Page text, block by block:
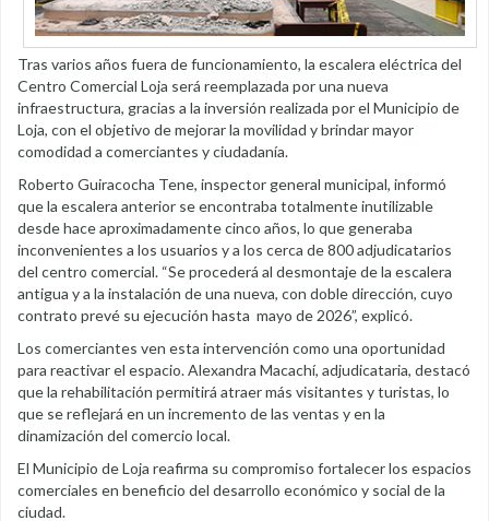
Tras varios años fuera de funcionamiento, la escalera eléctrica del
Centro Comercial Loja será reemplazada por una nueva
infraestructura, gracias a la inversión realizada por el Municipio de
Loja, con el objetivo de mejorar la movilidad y brindar mayor
comodidad a comerciantes y ciudadanía.
Roberto Guiracocha Tene, inspector general municipal, informó
que la escalera anterior se encontraba totalmente inutilizable
desde hace aproximadamente cinco años, lo que generaba
inconvenientes a los usuarios y a los cerca de 800 adjudicatarios
del centro comercial. “Se procederá al desmontaje de la escalera
antigua y a la instalación de una nueva, con doble dirección, cuyo
contrato prevé su ejecución hasta mayo de 2026”, explicó.
Los comerciantes ven esta intervención como una oportunidad
para reactivar el espacio. Alexandra Macachí, adjudicataria, destacó
que la rehabilitación permitirá atraer más visitantes y turistas, lo
que se reflejará en un incremento de las ventas y en la
dinamización del comercio local.
El Municipio de Loja reafirma su compromiso fortalecer los espacios
comerciales en beneficio del desarrollo económico y social de la
ciudad.